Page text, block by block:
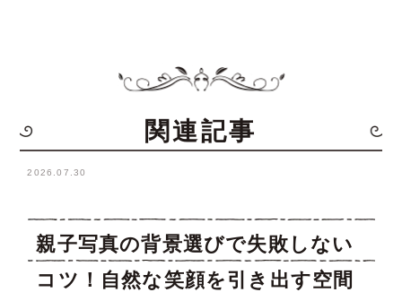
関連記事
2026.07.30
親子写真の背景選びで失敗しない
コツ！自然な笑顔を引き出す空間